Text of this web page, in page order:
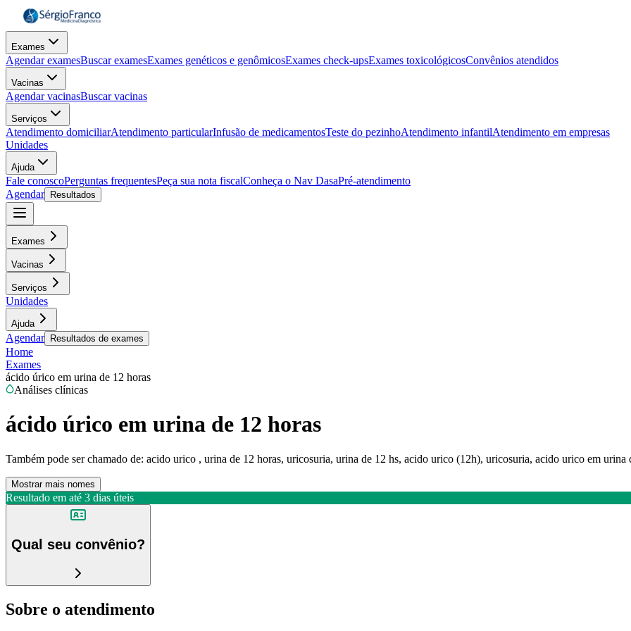
Exames
Agendar examesBuscar examesExames genéticos e genômicosExames check-upsExames toxicológicosConvênios atendidos
Vacinas
Agendar vacinasBuscar vacinas
Serviços
Atendimento domiciliarAtendimento particularInfusão de medicamentosTeste do pezinhoAtendimento infantilAtendimento em empresas
Unidades
Ajuda
Fale conoscoPerguntas frequentesPeça sua nota fiscalConheça o Nav DasaPré-atendimento
Agendar
Resultados
Exames
Vacinas
Serviços
Unidades
Ajuda
Agendar Resultados de exames
Home
Exames
ácido úrico em urina de 12 horas
Análises clínicas
ácido úrico em urina de 12 horas
Também pode ser chamado de: acido urico , urina de 12 horas, uricosuria, urina de 12 hs, acido urico (12h), uricosuria, acido urico em urina
Mostrar mais nomes
Resultado em até 3 dias úteis
Qual seu convênio?
Sobre o atendimento